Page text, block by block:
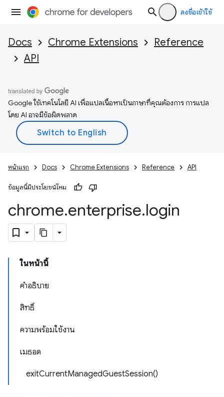
ลงชื่อเข้าใช้
Docs Chrome Extensions
Reference
API
Google ใช้เทคโนโลยี AI เพื่อแปลเนื้อหาเป็นภาษาที่คุณต้องการ การแปล
โดย AI อาจมีข้อผิดพลาด
หน้าแรก Docs Chrome Extensions Reference API
ข้อมูลนี้มีประโยชน์ไหม
chrome.enterprise.login
ในหน้านี้
คำอธิบาย
สิทธิ์
ความพร้อมใช้งาน
เมธอด
exitCurrentManagedGuestSession()